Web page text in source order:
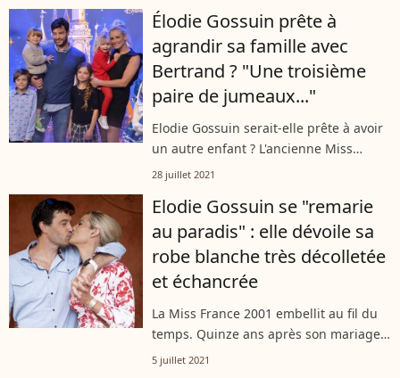
Élodie Gossuin prête à
agrandir sa famille avec
Bertrand ? "Une troisième
paire de jumeaux..."
Elodie Gossuin serait-elle prête à avoir
un autre enfant ? L'ancienne Miss
France a fait une déclaration qui n'est
interview vidéo pour nos confrères...
28 juillet 2021
Elodie Gossuin se "remarie
au paradis" : elle dévoile sa
robe blanche très décolletée
et échancrée
La Miss France 2001 embellit au fil du
temps. Quinze ans après son mariage
avec Bertrand Lacherie, voilà Elodie
5 juillet 2021